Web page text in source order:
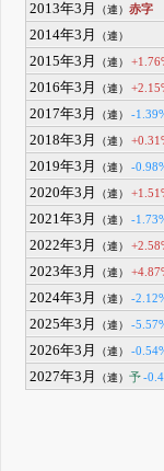
2013年3月 （連）赤字
2014年3月
（連）
2015年3月
（連）
2016年3月
（連）
2017年3月
（連） -
2018年3月
（連）
2019年3月
（連） -
2020年3月
（連）
2021年3月
（連） -
2022年3月
（連）
2023年3月
（連）
2024年3月
（連） -
2025年3月
（連） -
2026年3月
（連） -
2027年3月
（連）予-